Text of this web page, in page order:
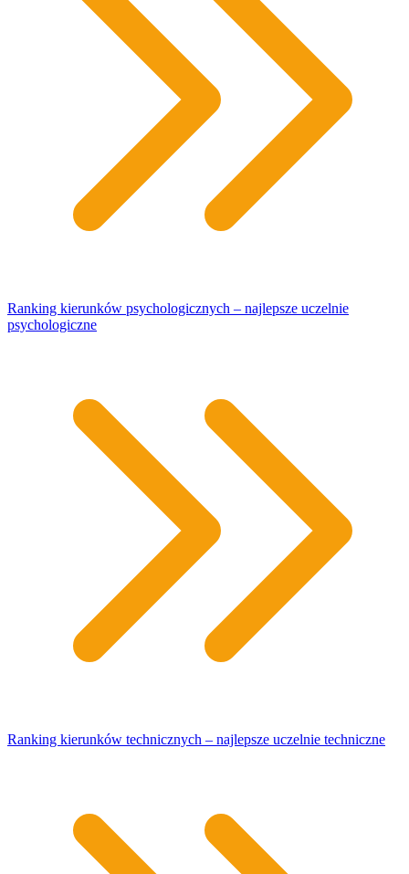
Ranking kierunków psychologicznych – najlepsze uczelnie
psychologiczne
Ranking kierunków technicznych – najlepsze uczelnie techniczne